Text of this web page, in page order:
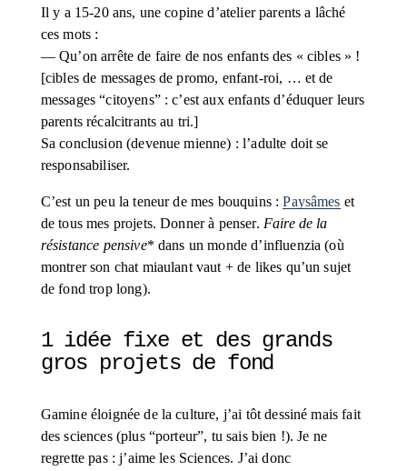
Il y a 15-20 ans, une copine d’atelier parents a lâché
ces mots :
— Qu’on arrête de faire de nos enfants des « cibles » !
[cibles de messages de promo, enfant-roi, … et de
messages “citoyens” : c’est aux enfants d’éduquer leurs
parents récalcitrants au tri.]
Sa conclusion (devenue mienne) : l’adulte doit se
responsabiliser.
C’est un peu la teneur de mes bouquins : Paysâmes et
de tous mes projets. Donner à penser. Faire de la
résistance pensive* dans un monde d’influenzia (où
montrer son chat miaulant vaut + de likes qu’un sujet
de fond trop long).
1 idée fixe et des grands
gros projets de fond
Gamine éloignée de la culture, j’ai tôt dessiné mais fait
des sciences (plus “porteur”, tu sais bien !). Je ne
regrette pas : j’aime les Sciences. J’ai donc